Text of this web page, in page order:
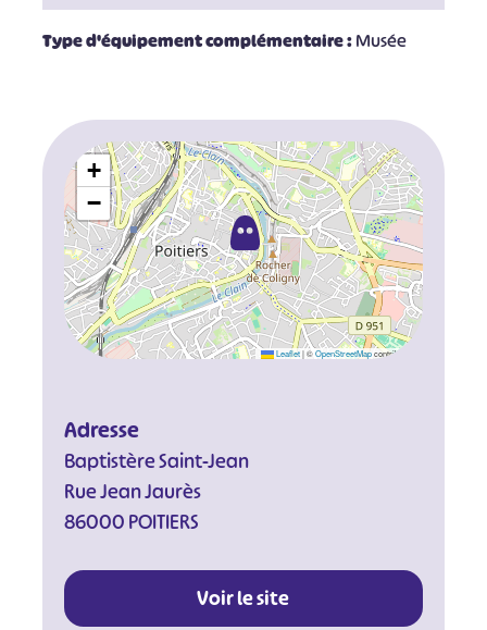
Type d'équipement complémentaire :Musée
+
−
Leaflet |©OpenStreetMapcontributors
Adresse
Baptistère Saint-Jean
Rue Jean Jaurès
86000 POITIERS
Voir le site
#